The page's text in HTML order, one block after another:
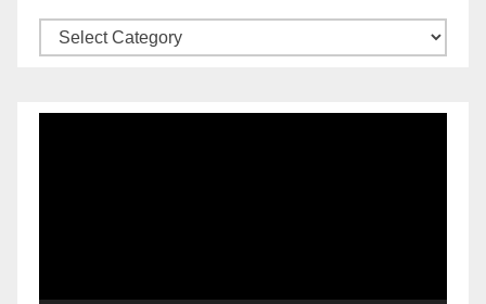
Categories